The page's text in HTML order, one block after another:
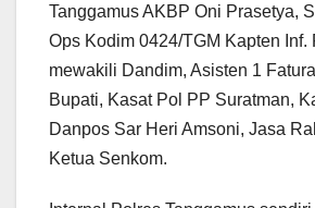
Tanggamus AKBP Oni Prasetya,
Ops Kodim 0424/TGM Kapten Inf.
mewakili Dandim, Asisten 1
Bupati, Kasat Pol PP Suratman,
Danpos Sar Heri Amsoni, Jasa
Ketua Senkom.